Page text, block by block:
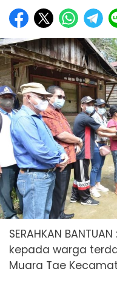
SERAHKAN
kepada warga
Muara Tae